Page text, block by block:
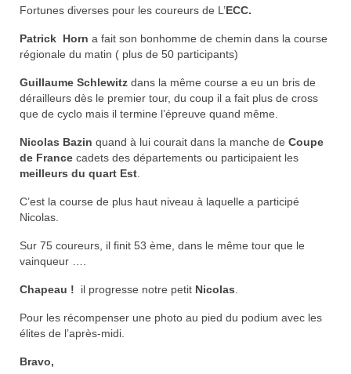
Galerie Photos
Nos manifestations
Nos organisations de la saison
Classements
Route
VTT
BMX
Cyclo-Cross
Actualités
Préparation
Fortunes diverses pour les coureurs de L’ECC.
Patrick Horn a fait son bonhomme de chemin dans la course
régionale du matin ( plus de 50 participants)
Guillaume Schlewitz dans la même course a eu un bris de
dérailleurs dès le premier tour, du coup il a fait plus de cross
que de cyclo mais il termine l’épreuve quand même.
Nicolas Bazin quand à lui courait dans la manche de Coupe
de France cadets des départements ou participaient les
meilleurs du quart Est.
C’est la course de plus haut niveau à laquelle a participé
Nicolas.
Sur 75 coureurs, il finit 53 ème, dans le même tour que le
vainqueur ….
Chapeau ! il progresse notre petit Nicolas.
Pour les récompenser une photo au pied du podium avec les
élites de l’après-midi.
Bravo,